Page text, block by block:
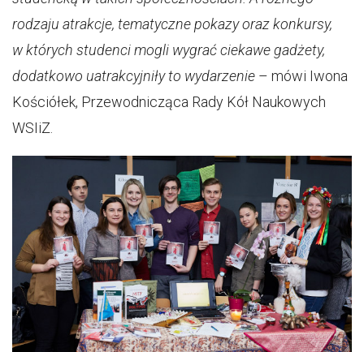
rodzaju atrakcje, tematyczne pokazy oraz konkursy,
w których studenci mogli wygrać ciekawe gadżety,
dodatkowo uatrakcyjniły to wydarzenie – mówi Iwona
Kościółek, Przewodnicząca Rady Kół Naukowych
WSIiZ.